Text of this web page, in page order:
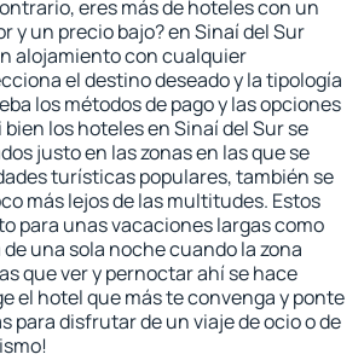
eres más de hoteles con un
y un precio bajo? en Sinaí del Sur
alojamiento con cualquier
el destino deseado y la tipología
los métodos de pago y las opciones
los hoteles en Sinaí del Sur se
justo en las zonas en las que se
turísticas populares, también se
más lejos de las multitudes. Estos
para unas vacaciones largas como
una sola noche cuando la zona
que ver y pernoctar ahí se hace
el hotel que más te convenga y ponte
para disfrutar de un viaje de ocio o de